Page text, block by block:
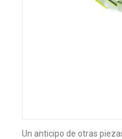
Un anticipo de otras